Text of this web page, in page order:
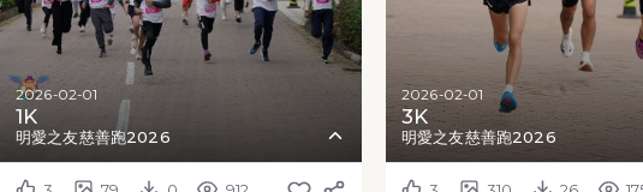
2026-02-01
1K
明愛之友慈善跑2026
2026-02-01
3K
明愛之友慈善跑2026